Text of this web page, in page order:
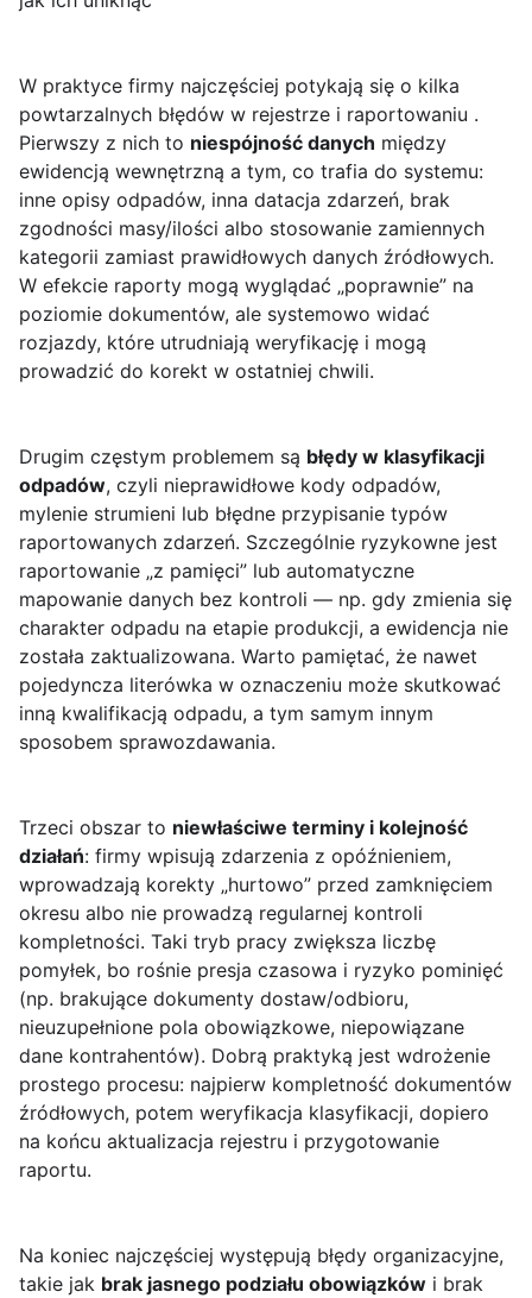
W praktyce firmy najczęściej potykają się o kilka
powtarzalnych błędów w rejestrze i raportowaniu .
Pierwszy z nich to niespójność danych między
ewidencją wewnętrzną a tym, co trafia do systemu:
inne opisy odpadów, inna datacja zdarzeń, brak
zgodności masy/ilości albo stosowanie zamiennych
kategorii zamiast prawidłowych danych źródłowych.
W efekcie raporty mogą wyglądać „poprawnie” na
poziomie dokumentów, ale systemowo widać
rozjazdy, które utrudniają weryfikację i mogą
prowadzić do korekt w ostatniej chwili.
Drugim częstym problemem są błędy w klasyfikacji
odpadów, czyli nieprawidłowe kody odpadów,
mylenie strumieni lub błędne przypisanie typów
raportowanych zdarzeń. Szczególnie ryzykowne jest
raportowanie „z pamięci” lub automatyczne
mapowanie danych bez kontroli — np. gdy zmienia się
charakter odpadu na etapie produkcji, a ewidencja nie
została zaktualizowana. Warto pamiętać, że nawet
pojedyncza literówka w oznaczeniu może skutkować
inną kwalifikacją odpadu, a tym samym innym
sposobem sprawozdawania.
Trzeci obszar to niewłaściwe terminy i kolejność
działań: firmy wpisują zdarzenia z opóźnieniem,
wprowadzają korekty „hurtowo” przed zamknięciem
okresu albo nie prowadzą regularnej kontroli
kompletności. Taki tryb pracy zwiększa liczbę
pomyłek, bo rośnie presja czasowa i ryzyko pominięć
(np. brakujące dokumenty dostaw/odbioru,
nieuzupełnione pola obowiązkowe, niepowiązane
dane kontrahentów). Dobrą praktyką jest wdrożenie
prostego procesu: najpierw kompletność dokumentów
źródłowych, potem weryfikacja klasyfikacji, dopiero
na końcu aktualizacja rejestru i przygotowanie
raportu.
Na koniec najczęściej występują błędy organizacyjne,
takie jak brak jasnego podziału obowiązków i brak